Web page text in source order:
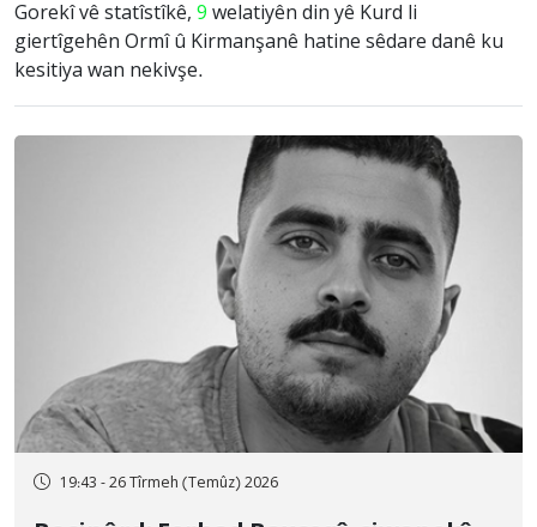
Gorekî vê statîstîkê, 9 welatiyên din yê Kurd li
giertîgehên Ormî û Kirmanşanê hatine sêdare danê ku
kesitiya wan nekivşe.
19:43 - 26 Tîrmeh (Temûz) 2026